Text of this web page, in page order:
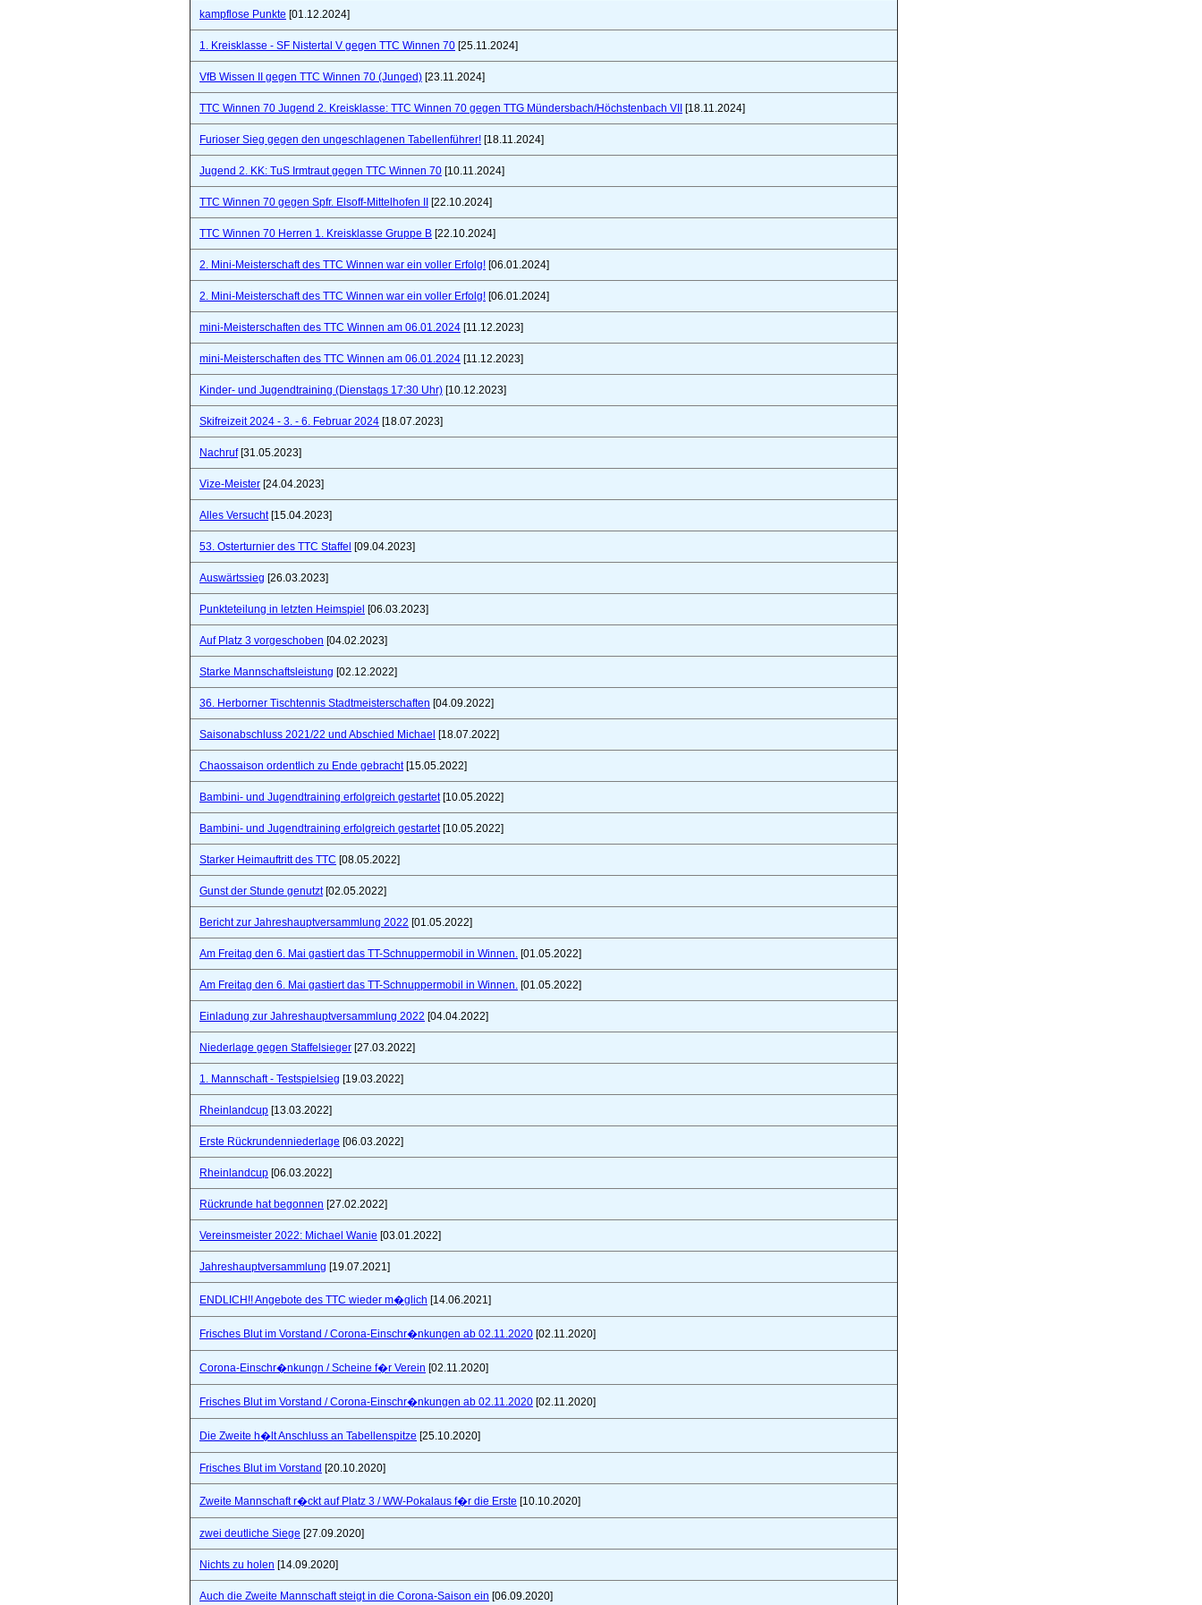
kampflose Punkte [01.12.2024]
1. Kreisklasse - SF Nistertal V gegen TTC Winnen 70 [25.11.2024]
VfB Wissen II gegen TTC Winnen 70 (Junged) [23.11.2024]
TTC Winnen 70 Jugend 2. Kreisklasse: TTC Winnen 70 gegen TTG Mündersbach/Höchstenbach VII [18.11.2024]
Furioser Sieg gegen den ungeschlagenen Tabellenführer! [18.11.2024]
Jugend 2. KK: TuS Irmtraut gegen TTC Winnen 70 [10.11.2024]
TTC Winnen 70 gegen Spfr. Elsoff-Mittelhofen II [22.10.2024]
TTC Winnen 70 Herren 1. Kreisklasse Gruppe B [22.10.2024]
2. Mini-Meisterschaft des TTC Winnen war ein voller Erfolg! [06.01.2024]
2. Mini-Meisterschaft des TTC Winnen war ein voller Erfolg! [06.01.2024]
mini-Meisterschaften des TTC Winnen am 06.01.2024 [11.12.2023]
mini-Meisterschaften des TTC Winnen am 06.01.2024 [11.12.2023]
Kinder- und Jugendtraining (Dienstags 17:30 Uhr) [10.12.2023]
Skifreizeit 2024 - 3. - 6. Februar 2024 [18.07.2023]
Nachruf[31.05.2023]
Vize-Meister [24.04.2023]
Alles Versucht[15.04.2023]
53. Osterturnier des TTC Staffel [09.04.2023]
Auswärtssieg [26.03.2023]
Punkteteilung in letzten Heimspiel [06.03.2023]
Auf Platz 3 vorgeschoben [04.02.2023]
Starke Mannschaftsleistung [02.12.2022]
36. Herborner Tischtennis Stadtmeisterschaften [04.09.2022]
Saisonabschluss 2021/22 und Abschied Michael [18.07.2022]
Chaossaison ordentlich zu Ende gebracht[15.05.2022]
Bambini- und Jugendtraining erfolgreich gestartet[10.05.2022]
Bambini- und Jugendtraining erfolgreich gestartet[10.05.2022]
Starker Heimauftritt des TTC [08.05.2022]
Gunst der Stunde genutzt[02.05.2022]
Bericht zur Jahreshauptversammlung 2022 [01.05.2022]
Am Freitag den 6. Mai gastiert das TT-Schnuppermobil in Winnen. [01.05.2022]
Am Freitag den 6. Mai gastiert das TT-Schnuppermobil in Winnen. [01.05.2022]
Einladung zur Jahreshauptversammlung 2022 [04.04.2022]
Niederlage gegen Staffelsieger [27.03.2022]
1. Mannschaft - Testspielsieg [19.03.2022]
Rheinlandcup [13.03.2022]
Erste Rückrundenniederlage [06.03.2022]
Rheinlandcup [06.03.2022]
Rückrunde hat begonnen [27.02.2022]
Vereinsmeister 2022: Michael Wanie [03.01.2022]
Jahreshauptversammlung [19.07.2021]
ENDLICH!! Angebote des TTC wieder m�glich [14.06.2021]
Frisches Blut im Vorstand / Corona-Einschr�nkungen ab 02.11.2020 [02.11.2020]
Corona-Einschr�nkungn / Scheine f�r Verein [02.11.2020]
Frisches Blut im Vorstand / Corona-Einschr�nkungen ab 02.11.2020 [02.11.2020]
Die Zweite h�lt Anschluss an Tabellenspitze [25.10.2020]
Frisches Blut im Vorstand [20.10.2020]
Zweite Mannschaft r�ckt auf Platz 3 / WW-Pokalaus f�r die Erste [10.10.2020]
zwei deutliche Siege [27.09.2020]
Nichts zu holen [14.09.2020]
Auch die Zweite Mannschaft steigt in die Corona-Saison ein [06.09.2020]